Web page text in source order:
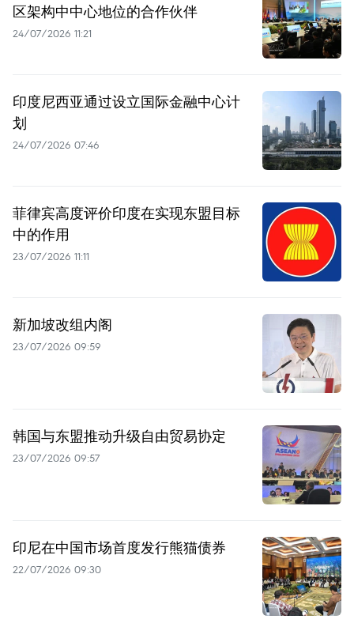
区架构中中心地位的合作伙伴
24/07/2026 11:21
印度尼西亚通过设立国际金融中心计
划
24/07/2026 07:46
菲律宾高度评价印度在实现东盟目标
中的作用
23/07/2026 11:11
新加坡改组内阁
23/07/2026 09:59
韩国与东盟推动升级自由贸易协定
23/07/2026 09:57
印尼在中国市场首度发行熊猫债券
22/07/2026 09:30